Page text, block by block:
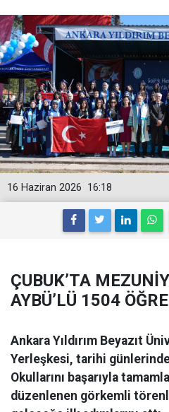
16:18
16 Haziran 2026
ÇUBUK’TA
AYBÜ’LÜ 1504
Ankara Yıldırım Beyazıt
Yerleşkesi, tarihi
Okullarını başarıyla
düzenlenen görkemli